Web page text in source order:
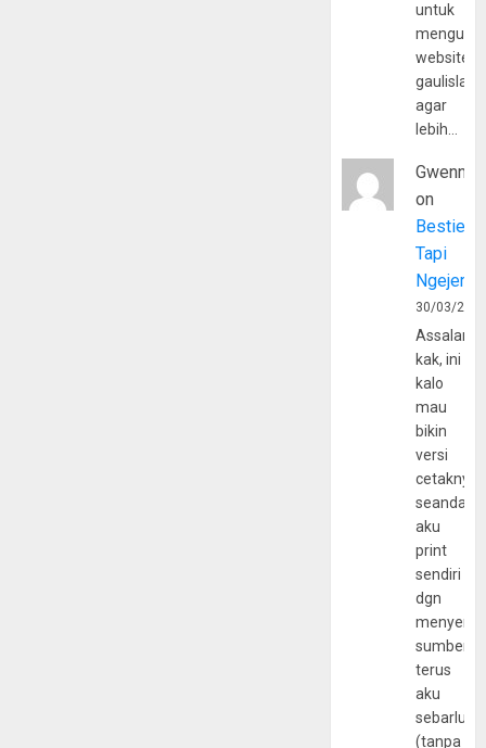
untuk
website
agar
lebih…
Gwenny
on
Bestie
Tapi
30/03/
kak, ini
kalo
mau
bikin
versi
cetaknya
aku
print
sendiri
dgn
sumber
terus
aku
(tanpa